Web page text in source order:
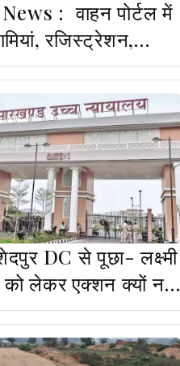
: वाहन पोर्टल में
सेवाएं बाधित
DC से पूछा- लक्ष्मी
लेकर एक्शन क्यों नहीं